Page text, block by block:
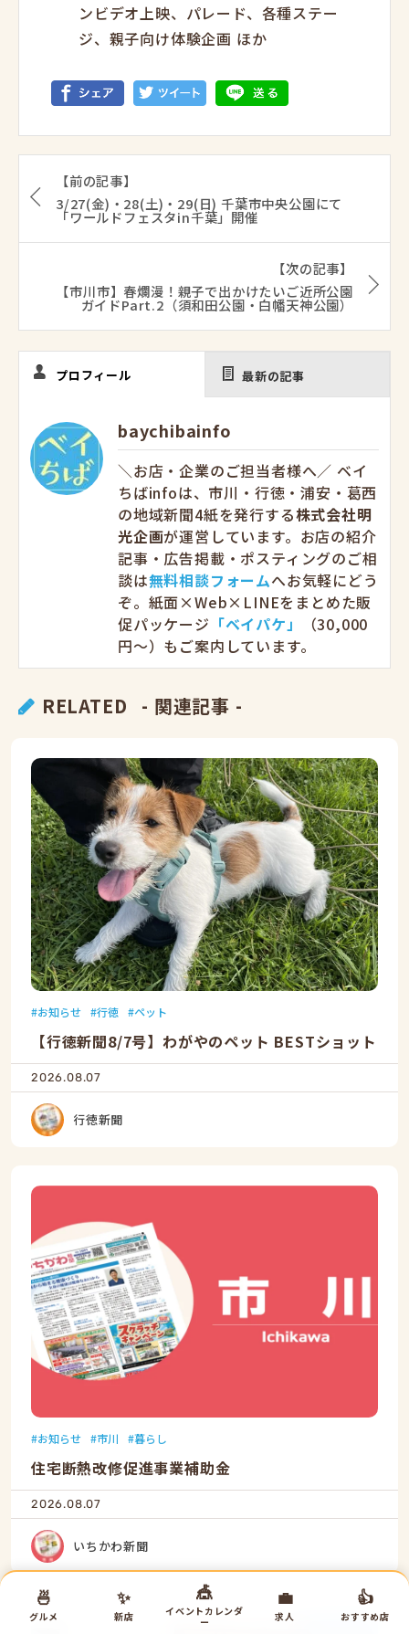
ンビデオ上映、パレード、各種ステー
ジ、親子向け体験企画 ほか
【前の記事】
3/27(金)・28(土)・29(日) 千葉市中央公園にて
「ワールドフェスタin千葉」開催
【次の記事】
【市川市】春爛漫！親子で出かけたいご近所公園
ガイドPart.2（須和田公園・白幡天神公園）
プロフィール 最新の記事
baychibainfo
＼お店・企業のご担当者様へ／ ベイ
ちばinfoは、市川・行徳・浦安・葛西
の地域新聞4紙を発行する株式会社明
光企画が運営しています。お店の紹介
記事・広告掲載・ポスティングのご相
談は無料相談フォームへお気軽にどう
ぞ。紙面×Web×LINEをまとめた販
促パッケージ 「ベイパケ」
（30,000
円〜）もご案内しています。
RELATED - 関連記事 -
お知らせ 行徳 ペット
【行徳新聞8/7号】わがやのペット BESTショット
2026.08.07
行徳新聞
お知らせ 市川 暮らし
住宅断熱改修促進事業補助金
2026.08.07
いちかわ新聞
🍜
グルメ
✨
新店
🎪
イベントカレンダ
ー
💼
求人
👍
おすすめ店